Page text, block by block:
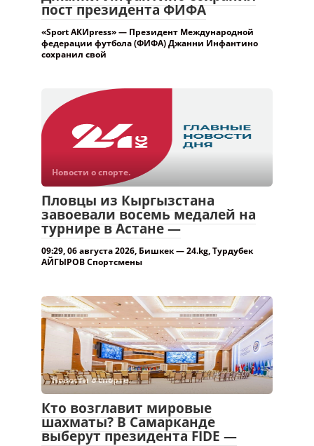
пост президента ФИФА
«Sport АКИpress» — Президент Международной
федерации футбола (ФИФА) Джанни Инфантино
сохранил свой
Новости о спорте.
Пловцы из Кыргызстана
завоевали восемь медалей на
турнире в Астане —
09:29, 06 августа 2026, Бишкек — 24.kg, Турдубек
АЙГЫРОВ Спортсмены
Новости о спорте.
Кто возглавит мировые
шахматы? В Самарканде
выберут президента FIDE —